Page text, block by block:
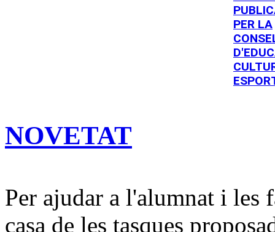
PER LA
NOVETAT
Per ajudar a l'alumnat i les
casa de les tasques